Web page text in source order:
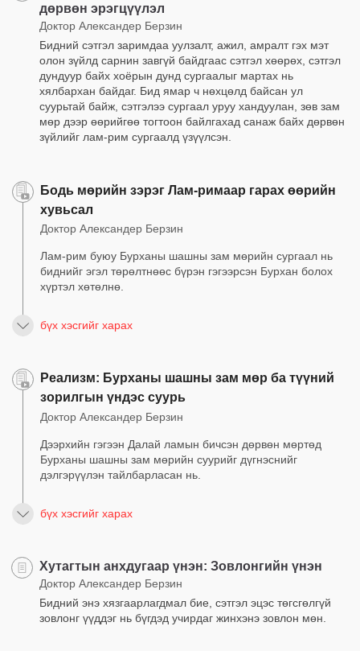
дөрвөн эрэгцүүлэл
Доктор Александер Берзин
Бидний сэтгэл заримдаа уулзалт, ажил, амралт гэх мэт
олон зүйлд сарнин завгүй байдгаас сэтгэл хөөрөх, сэтгэл
дундуур байх хоёрын дунд сургаалыг мартах нь
хялбархан байдаг. Бид ямар ч нөхцөлд байсан ул
суурьтай байж, сэтгэлээ сургаал уруу хандуулан, зөв зам
мөр дээр өөрийгөө тогтоон байлгахад санаж байх дөрвөн
зүйлийг лам-рим сургаалд үзүүлсэн.
Бодь мөрийн зэрэг Лам-римаар гарах өөрийн
хувьсал
Доктор Александер Берзин
Лам-рим буюу Бурханы шашны зам мөрийн сургаал нь
биднийг эгэл төрөлтнөөс бүрэн гэгээрсэн Бурхан болох
хүртэл хөтөлнө.
бүх хэсгийг харах
Реализм: Бурханы шашны зам мөр ба түүний
зорилгын үндэс суурь
Доктор Александер Берзин
Дээрхийн гэгээн Далай ламын бичсэн дөрвөн мөртөд
Бурханы шашны зам мөрийн суурийг дүгнэснийг
дэлгэрүүлэн тайлбарласан нь.
бүх хэсгийг харах
Хутагтын анхдугаар үнэн: Зовлонгийн үнэн
Доктор Александер Берзин
Бидний энэ хязгаарлагдмал бие, сэтгэл эцэс төгсгөлгүй
зовлонг үүддэг нь бүгдэд учирдаг жинхэнэ зовлон мөн.